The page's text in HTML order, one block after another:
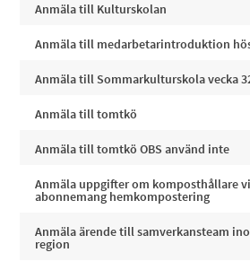
Anmäla till Kulturskolan
Anmäla till medarbetarintroduktion
Anmäla till Sommarkulturskola vecka
Anmäla till tomtkö
Anmäla till tomtkö OBS använd inte
Anmäla uppgifter om komposthållare
abonnemang hemkompostering
Anmäla ärende till samverkansteam
region